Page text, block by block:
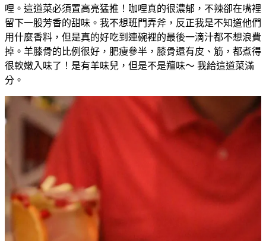
哩。這道菜必須置高亮猛推！咖哩真的很濃郁，不辣卻在嘴裡
留下一股芳香的甜味。我不想班門弄斧，反正我是不知道他們
用什麼香料，但是真的好吃到連碗裡的最後一滴汁都不想浪費
掉。羊膝骨的比例很好，肥瘦參半，膝骨還有皮、筋，都煮得
很軟嫩入味了！是有羊味兒，但是不是羶味～ 我給這道菜滿
分。